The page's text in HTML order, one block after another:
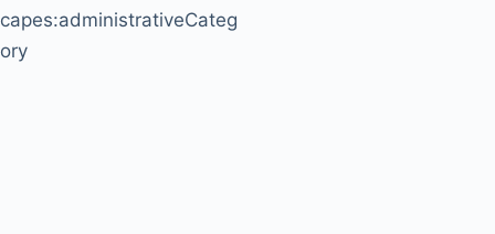
capes:administrativeCateg
ory